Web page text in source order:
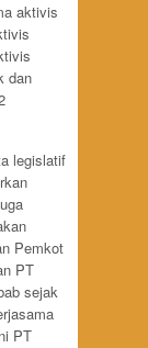
aktivis
dan
legislatif
Pemkot
PT
sejak
PT